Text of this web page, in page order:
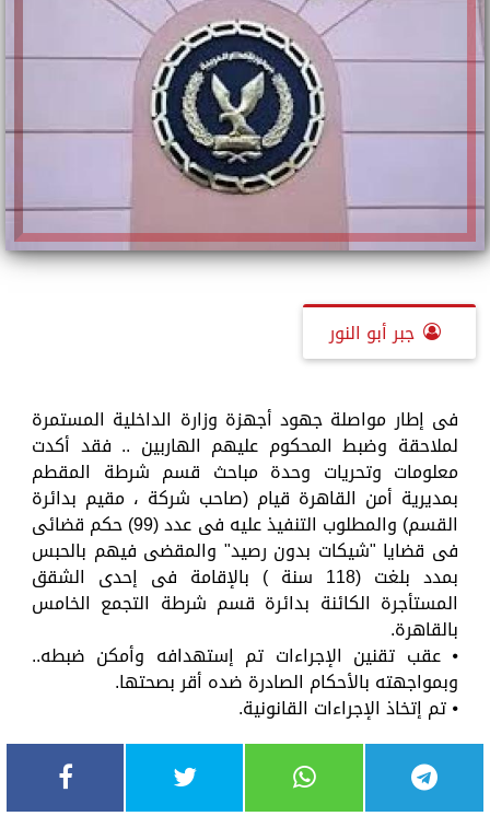
جبر أبو النور
فى إطار مواصلة جهود أجهزة وزارة الداخلية المستمرة
لملاحقة وضبط المحكوم عليهم الهاربين .. فقد أكدت
معلومات وتحريات وحدة مباحث قسم شرطة المقطم
بمديرية أمن القاهرة قيام (صاحب شركة ، مقيم بدائرة
القسم) والمطلوب التنفيذ عليه فى عدد (99) حكم قضائى
فى قضايا "شيكات بدون رصيد" والمقضى فيهم بالحبس
بمدد بلغت (118 سنة ) بالإقامة فى إحدى الشقق
المستأجرة الكائنة بدائرة قسم شرطة التجمع الخامس
بالقاهرة.
⦁ عقب تقنين الإجراءات تم إستهدافه وأمكن ضبطه..
وبمواجهته بالأحكام الصادرة ضده أقر بصحتها.
⦁ تم إتخاذ الإجراءات القانونية.